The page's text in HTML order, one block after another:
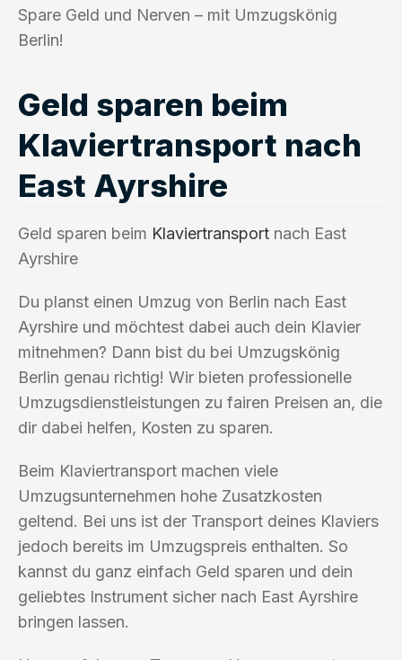
Spare Geld und Nerven – mit Umzugskönig
Berlin!
Geld sparen beim
Klaviertransport nach
East Ayrshire
Geld sparen beim Klaviertransport nach East
Ayrshire
Du planst einen Umzug von Berlin nach East
Ayrshire und möchtest dabei auch dein Klavier
mitnehmen? Dann bist du bei Umzugskönig
Berlin genau richtig! Wir bieten professionelle
Umzugsdienstleistungen zu fairen Preisen an, die
dir dabei helfen, Kosten zu sparen.
Beim Klaviertransport machen viele
Umzugsunternehmen hohe Zusatzkosten
geltend. Bei uns ist der Transport deines Klaviers
jedoch bereits im Umzugspreis enthalten. So
kannst du ganz einfach Geld sparen und dein
geliebtes Instrument sicher nach East Ayrshire
bringen lassen.